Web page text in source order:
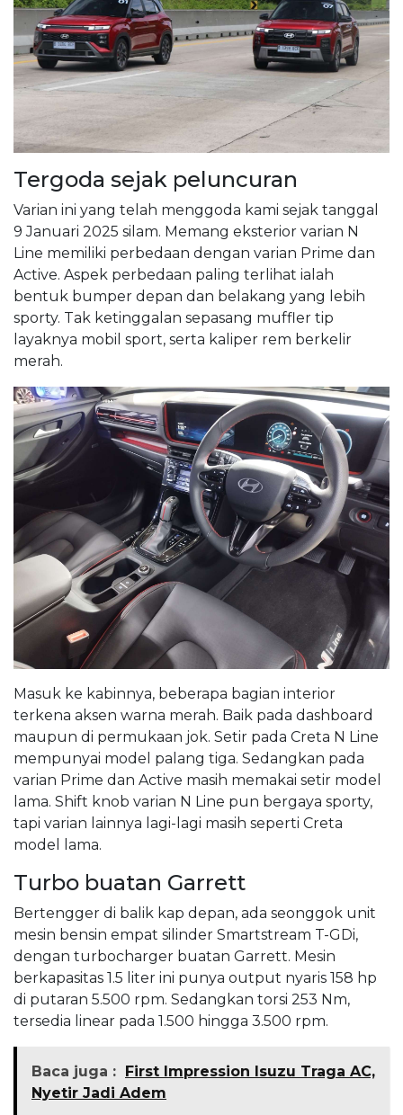
Tergoda sejak peluncuran
Varian ini yang telah menggoda kami sejak tanggal
9 Januari 2025 silam. Memang eksterior varian N
Line memiliki perbedaan dengan varian Prime dan
Active. Aspek perbedaan paling terlihat ialah
bentuk bumper depan dan belakang yang lebih
sporty. Tak ketinggalan sepasang muffler tip
layaknya mobil sport, serta kaliper rem berkelir
merah.
Masuk ke kabinnya, beberapa bagian interior
terkena aksen warna merah. Baik pada dashboard
maupun di permukaan jok. Setir pada Creta N Line
mempunyai model palang tiga. Sedangkan pada
varian Prime dan Active masih memakai setir model
lama. Shift knob varian N Line pun bergaya sporty,
tapi varian lainnya lagi-lagi masih seperti Creta
model lama.
Turbo buatan Garrett
Bertengger di balik kap depan, ada seonggok unit
mesin bensin empat silinder Smartstream T-GDi,
dengan turbocharger buatan Garrett. Mesin
berkapasitas 1.5 liter ini punya output nyaris 158 hp
di putaran 5.500 rpm. Sedangkan torsi 253 Nm,
tersedia linear pada 1.500 hingga 3.500 rpm.
Baca juga : First Impression Isuzu Traga AC,
Nyetir Jadi Adem